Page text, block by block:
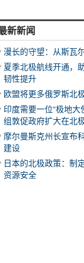
新新闻
漫长的守望：从斯瓦
夏季北极航线开通，
韧性提升
欧盟将更多俄罗斯北
印度需要一位“极地
组敦促政府扩大在北
摩尔曼斯克州长宣布
建设
日本的北极政策：制
资源安全